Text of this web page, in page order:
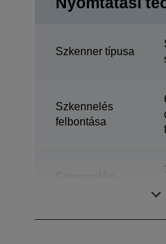
Szkenner típusa
Szkennelés
felbontása